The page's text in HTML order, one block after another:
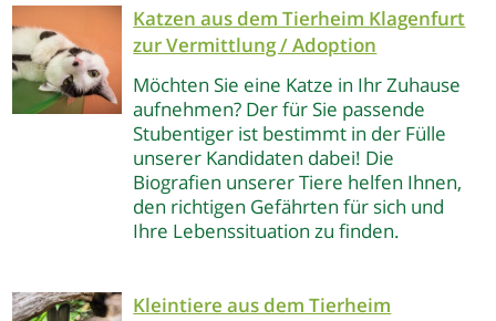
Katzen aus dem Tierheim Klagenfurt
zur Vermittlung / Adoption
Möchten Sie eine Katze in Ihr Zuhause
aufnehmen? Der für Sie passende
Stubentiger ist bestimmt in der Fülle
unserer Kandidaten dabei! Die
Biografien unserer Tiere helfen Ihnen,
den richtigen Gefährten für sich und
Ihre Lebenssituation zu finden.
Kleintiere aus dem Tierheim